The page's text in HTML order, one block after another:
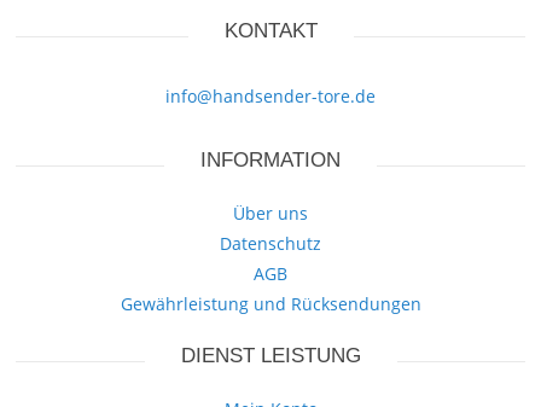
KONTAKT
info@handsender-tore.de
INFORMATION
Über uns
Datenschutz
AGB
Gewährleistung und Rücksendungen
DIENST LEISTUNG